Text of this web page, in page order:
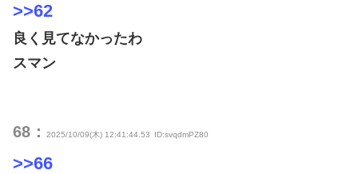
>>62
良く見てなかったわ
スマン
68： 2025/10/09(木) 12:41:44.53 ID:svqdmPZ80
>>66